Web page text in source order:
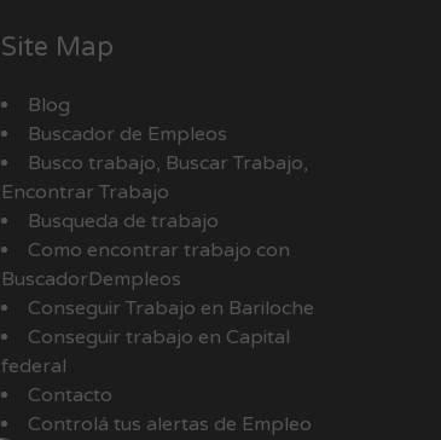
Site Map
Blog
Buscador de Empleos
Busco trabajo, Buscar Trabajo,
Encontrar Trabajo
Busqueda de trabajo
Como encontrar trabajo con
BuscadorDempleos
Conseguir Trabajo en Bariloche
Conseguir trabajo en Capital
federal
Contacto
Controlá tus alertas de Empleo